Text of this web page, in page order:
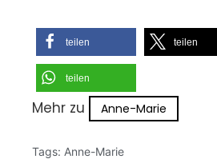
teilen teilen
teilen
Mehr zu Anne-Marie
Tags: Anne-Marie